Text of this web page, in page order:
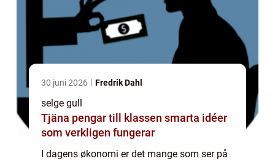
30 juni 2026 Fredrik Dahl
selge gull
Tjäna pengar till klassen smarta idéer
som verkligen fungerar
I dagens økonomi er det mange som ser på